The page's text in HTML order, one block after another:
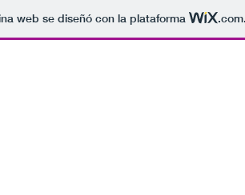
web se diseñó con la plataforma .com